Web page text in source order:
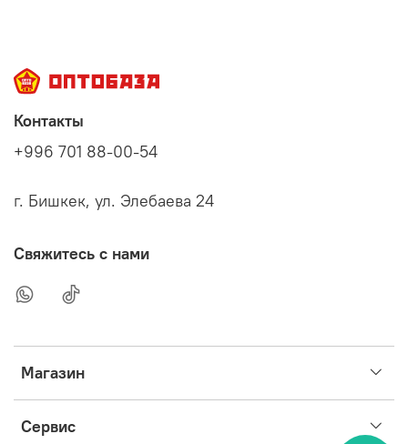
Магазин
Сервис
Контакты
+996 701 88-00-54
г. Бишкек, ул. Элебаева 24
Свяжитесь с нами